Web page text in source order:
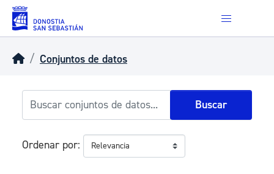
Skip to main content
Conjuntos de datos
Buscar
Ordenar por